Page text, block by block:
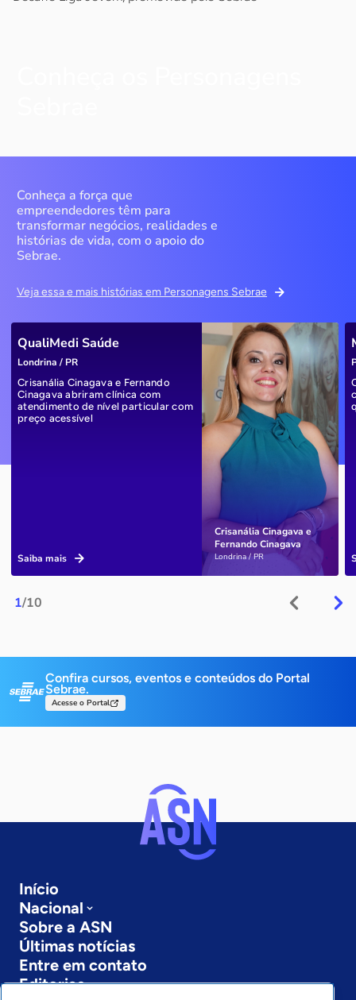
Conheça a força que
empreendedores têm para
transformar negócios, realidades e
histórias de vida, com o apoio do
Sebrae.
Veja essa e mais histórias em Personagens Sebrae
1/10
Crisanália Cinagava e
Fernando Cinagava
Londrina / PR
QualiMedi Saúde
Londrina / PR
Crisanália Cinagava e Fernando
Cinagava abriram clínica com
atendimento de nível particular com
preço acessível
Saiba mais
Confira cursos, eventos e conteúdos do Portal
Sebrae.
Acesse o Portal
Início
Nacional
Sobre a ASN
Últimas notícias
Entre em contato
Editorias